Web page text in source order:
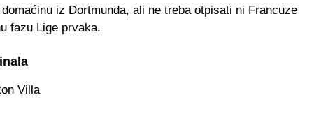
iz Dortmunda, ali ne treba otpisati ni Francuze
fazu Lige prvaka.
Villa